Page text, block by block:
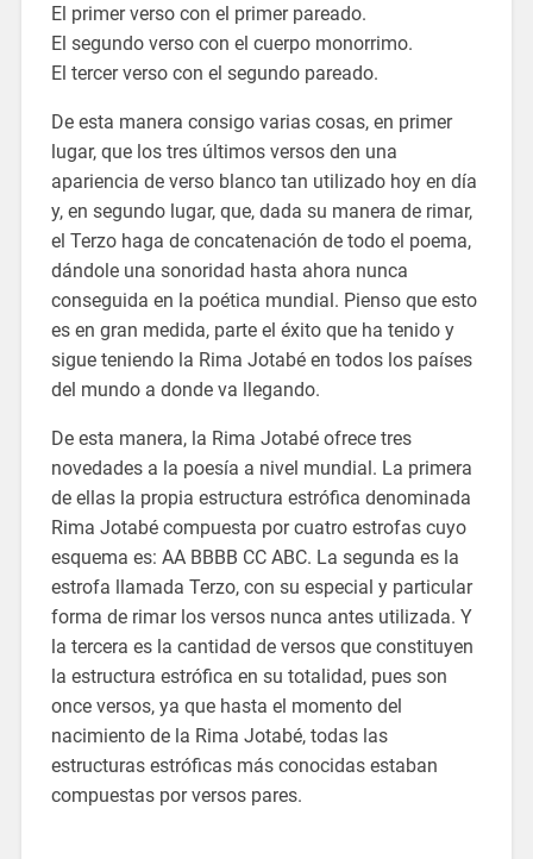
El primer verso con el primer pareado.
El segundo verso con el cuerpo monorrimo.
El tercer verso con el segundo pareado.
De esta manera consigo varias cosas, en primer
lugar, que los tres últimos versos den una
apariencia de verso blanco tan utilizado hoy en día
y, en segundo lugar, que, dada su manera de rimar,
el Terzo haga de concatenación de todo el poema,
dándole una sonoridad hasta ahora nunca
conseguida en la poética mundial. Pienso que esto
es en gran medida, parte el éxito que ha tenido y
sigue teniendo la Rima Jotabé en todos los países
del mundo a donde va llegando.
De esta manera, la Rima Jotabé ofrece tres
novedades a la poesía a nivel mundial. La primera
de ellas la propia estructura estrófica denominada
Rima Jotabé compuesta por cuatro estrofas cuyo
esquema es: AA BBBB CC ABC. La segunda es la
estrofa llamada Terzo, con su especial y particular
forma de rimar los versos nunca antes utilizada. Y
la tercera es la cantidad de versos que constituyen
la estructura estrófica en su totalidad, pues son
once versos, ya que hasta el momento del
nacimiento de la Rima Jotabé, todas las
estructuras estróficas más conocidas estaban
compuestas por versos pares.